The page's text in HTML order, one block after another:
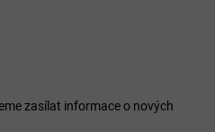
zasílat informace o nových